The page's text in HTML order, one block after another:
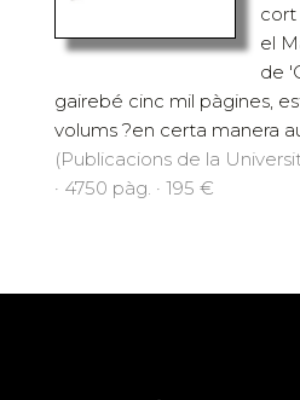
cort
el
de
gairebé cinc mil pàgines,
volums ?en certa manera
(Publicacions de la
· 4750 pàg. · 195 €